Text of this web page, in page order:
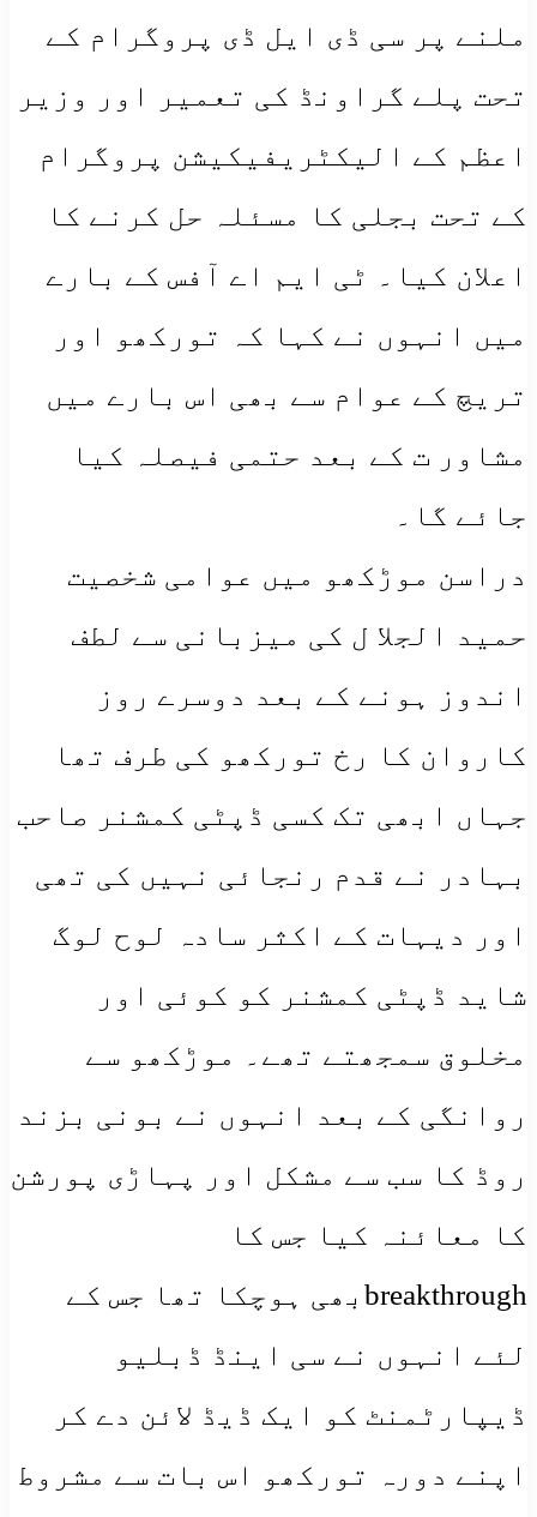
ملنے پر سی ڈی ایل ڈی پروگرام کے
تحت پلے گراونڈ کی تعمیر اور وزیر
اعظم کے الیکٹریفیکیشن پروگرام
کے تحت بجلی کا مسئلہ حل کرنے کا
اعلان کیا۔ ٹی ایم اے آفس کے بارے
میں انہوں نے کہا کہ تورکھو اور
تریچ کے عوام سے بھی اس بارے میں
مشاور ت کے بعد حتمی فیصلہ کیا
جائے گا۔
دراسن موڑکھو میں عوامی شخصیت
حمید الجلا ل کی میزبانی سے لطف
اندوز ہونے کے بعد دوسرے روز
کاروان کا رخ تورکھو کی طرف تھا
جہاں ابھی تک کسی ڈپٹی کمشنر صاحب
بہادر نے قدم رنجائی نہیں کی تھی
اور دیہات کے اکثر سادہ لوح لوگ
شاید ڈپٹی کمشنر کو کوئی اور
مخلوق سمجھتے تھے۔ موڑکھو سے
روانگی کے بعد انہوں نے بونی بزند
روڈ کا سب سے مشکل اور پہاڑی پورشن
کا معائنہ کیا جس کا
breakthroughبھی ہوچکا تھا جس کے
لئے انہوں نے سی اینڈ ڈبلیو
ڈیپارٹمنٹ کو ایک ڈیڈ لائن دے کر
اپنے دورہ تورکھو اس بات سے مشروط